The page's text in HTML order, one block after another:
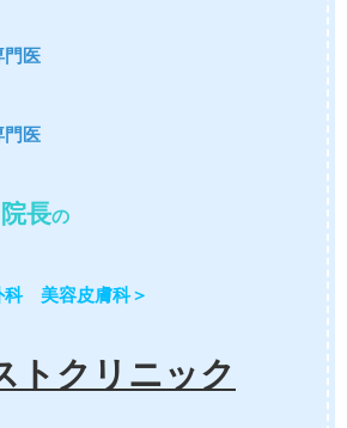
門医
門医
長の
美容皮膚科＞
トクリニック